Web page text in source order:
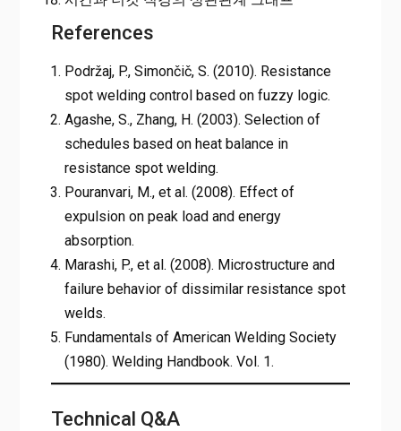
References
Podržaj, P., Simončič, S. (2010). Resistance
spot welding control based on fuzzy logic.
Agashe, S., Zhang, H. (2003). Selection of
schedules based on heat balance in
resistance spot welding.
Pouranvari, M., et al. (2008). Effect of
expulsion on peak load and energy
absorption.
Marashi, P., et al. (2008). Microstructure and
failure behavior of dissimilar resistance spot
welds.
Fundamentals of American Welding Society
(1980). Welding Handbook. Vol. 1.
Technical Q&A